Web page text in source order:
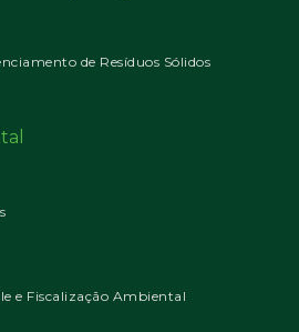
de Resíduos Sólidos
e Fiscalização Ambiental